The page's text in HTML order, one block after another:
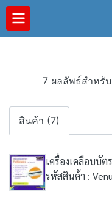
7 ผลลัพธ์สำหรั
สินค้า (7)
เครื่องเคลือบบัต
รหัสสินค้า :